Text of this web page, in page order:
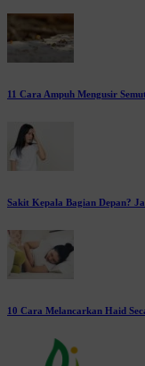
11 Cara Ampuh Mengusir
Sakit Kepala Bagian Depan?
10 Cara Melancarkan Haid